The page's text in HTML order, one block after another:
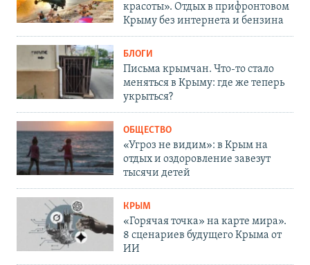
красоты». Отдых в прифронтовом
Крыму без интернета и бензина
БЛОГИ
Письма крымчан. Что-то стало
меняться в Крыму: где же теперь
укрыться?
ОБЩЕСТВО
«Угроз не видим»: в Крым на
отдых и оздоровление завезут
тысячи детей
КРЫМ
«Горячая точка» на карте мира».
8 сценариев будущего Крыма от
ИИ